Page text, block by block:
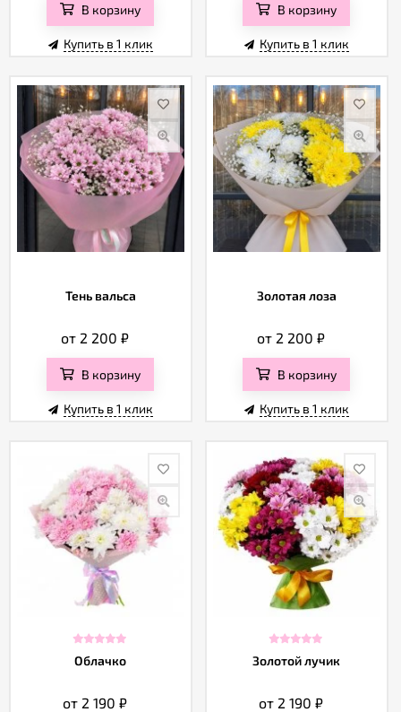
В корзину
Купить в 1 клик
В корзину
Купить в 1 клик
Тень вальса
от 2 200₽
В корзину
Купить в 1 клик
Золотая лоза
от 2 200₽
В корзину
Купить в 1 клик
Облачко
от 2 190₽
Золотой лучик
от 2 190₽